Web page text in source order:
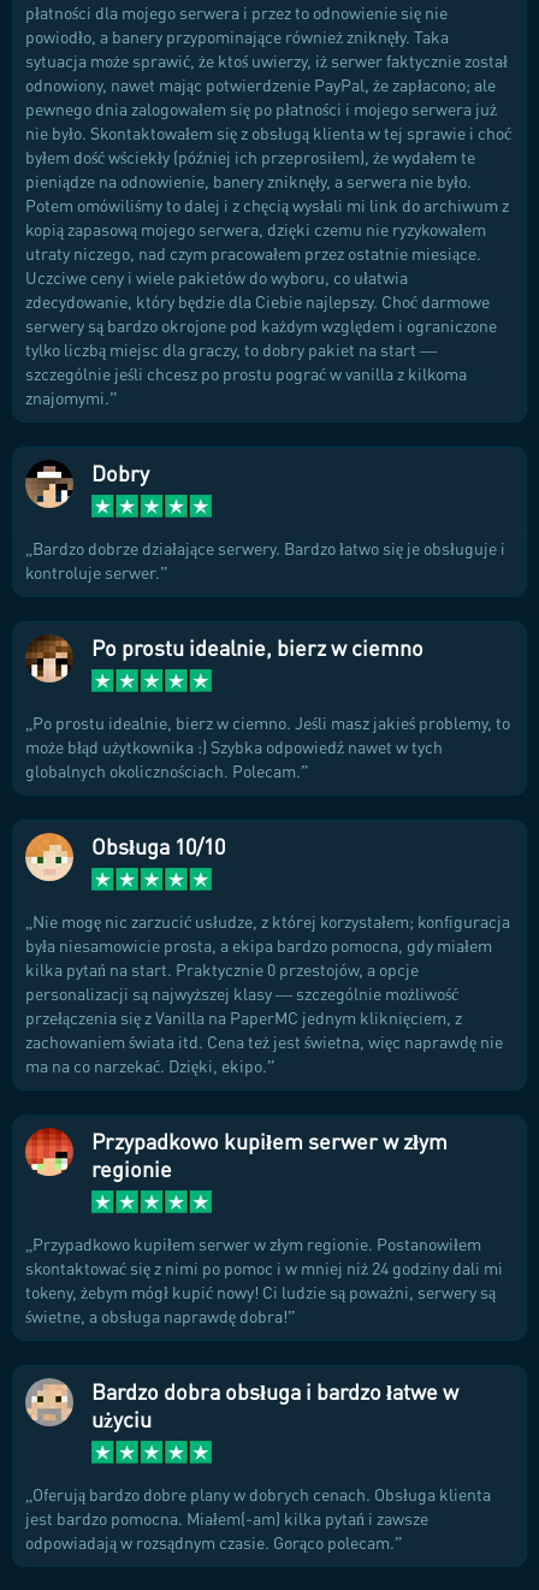
płatności dla mojego serwera i przez to odnowienie się nie
powiodło, a banery przypominające również zniknęły. Taka
sytuacja może sprawić, że ktoś uwierzy, iż serwer faktycznie został
odnowiony, nawet mając potwierdzenie PayPal, że zapłacono; ale
pewnego dnia zalogowałem się po płatności i mojego serwera już
nie było. Skontaktowałem się z obsługą klienta w tej sprawie i choć
byłem dość wściekły (później ich przeprosiłem), że wydałem te
pieniądze na odnowienie, banery zniknęły, a serwera nie było.
Potem omówiliśmy to dalej i z chęcią wysłali mi link do archiwum z
kopią zapasową mojego serwera, dzięki czemu nie ryzykowałem
utraty niczego, nad czym pracowałem przez ostatnie miesiące.
Uczciwe ceny i wiele pakietów do wyboru, co ułatwia
zdecydowanie, który będzie dla Ciebie najlepszy. Choć darmowe
serwery są bardzo okrojone pod każdym względem i ograniczone
tylko liczbą miejsc dla graczy, to dobry pakiet na start —
szczególnie jeśli chcesz po prostu pograć w vanilla z kilkoma
znajomymi.
Dobry
Bardzo dobrze działające serwery. Bardzo łatwo się je obsługuje i
kontroluje serwer.
Po prostu idealnie, bierz w ciemno
Po prostu idealnie, bierz w ciemno. Jeśli masz jakieś problemy, to
może błąd użytkownika :) Szybka odpowiedź nawet w tych
globalnych okolicznościach. Polecam.
Obsługa 10/10
Nie mogę nic zarzucić usłudze, z której korzystałem; konfiguracja
była niesamowicie prosta, a ekipa bardzo pomocna, gdy miałem
kilka pytań na start. Praktycznie 0 przestojów, a opcje
personalizacji są najwyższej klasy — szczególnie możliwość
przełączenia się z Vanilla na PaperMC jednym kliknięciem, z
zachowaniem świata itd. Cena też jest świetna, więc naprawdę nie
ma na co narzekać. Dzięki, ekipo.
Przypadkowo kupiłem serwer w złym
regionie
Przypadkowo kupiłem serwer w złym regionie. Postanowiłem
skontaktować się z nimi po pomoc i w mniej niż 24 godziny dali mi
tokeny, żebym mógł kupić nowy! Ci ludzie są poważni, serwery są
świetne, a obsługa naprawdę dobra!
Bardzo dobra obsługa i bardzo łatwe w
użyciu
Oferują bardzo dobre plany w dobrych cenach. Obsługa klienta
jest bardzo pomocna. Miałem(-am) kilka pytań i zawsze
odpowiadają w rozsądnym czasie. Gorąco polecam.